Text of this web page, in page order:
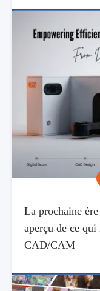
La prochaine
aperçu de ce
CAD/CAM